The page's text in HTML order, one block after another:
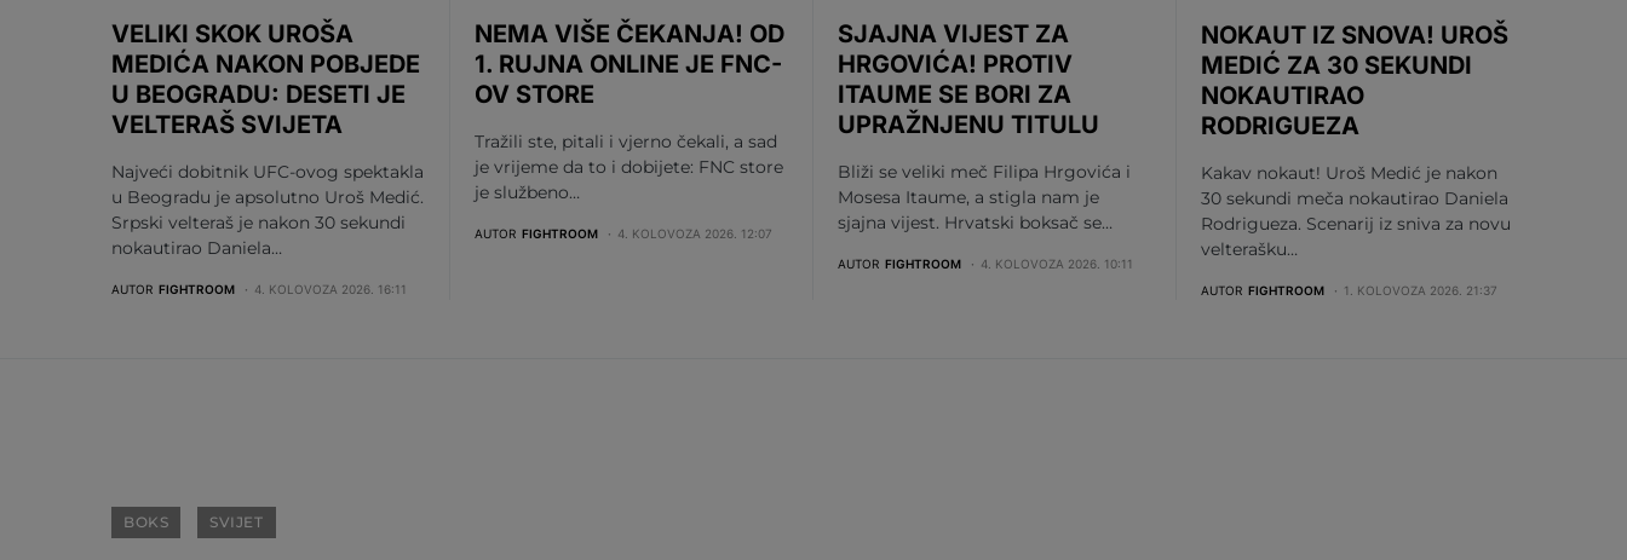
VELIKI SKOK UROŠA
MEDIĆA NAKON POBJEDE
U BEOGRADU: DESETI JE
VELTERAŠ SVIJETA
Najveći dobitnik UFC-ovog spektakla
u Beogradu je apsolutno Uroš Medić.
Srpski velteraš je nakon 30 sekundi
nokautirao Daniela…
AUTOR FIGHTROOM 4. KOLOVOZA 2026. 16:11
NEMA VIŠE ČEKANJA! OD
1. RUJNA ONLINE JE FNC-
OV STORE
Tražili ste, pitali i vjerno čekali, a sad
je vrijeme da to i dobijete: FNC store
je službeno…
AUTOR FIGHTROOM 4. KOLOVOZA 2026. 12:07
SJAJNA VIJEST ZA
HRGOVIĆA! PROTIV
ITAUME SE BORI ZA
UPRAŽNJENU TITULU
Bliži se veliki meč Filipa Hrgovića i
Mosesa Itaume, a stigla nam je
sjajna vijest. Hrvatski boksač se…
AUTOR FIGHTROOM 4. KOLOVOZA 2026. 10:11
NOKAUT IZ SNOVA! UROŠ
MEDIĆ ZA 30 SEKUNDI
NOKAUTIRAO
RODRIGUEZA
Kakav nokaut! Uroš Medić je nakon
30 sekundi meča nokautirao Daniela
Rodrigueza. Scenarij iz sniva za novu
velterašku…
AUTOR FIGHTROOM 1. KOLOVOZA 2026. 21:37
BOKS SVIJET